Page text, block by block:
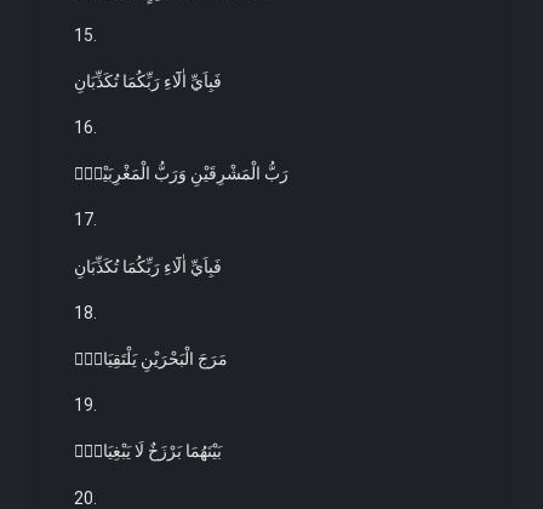
15.
فَبِاَيِّ اٰلَٓاءِ رَبِّكُمَا تُكَذِّبَانِ
16.
رَبُّ الْمَشْرِقَيْنِ وَرَبُّ الْمَغْرِبَيْنِۚ
17.
فَبِاَيِّ اٰلَٓاءِ رَبِّكُمَا تُكَذِّبَانِ
18.
مَرَجَ الْبَحْرَيْنِ يَلْتَقِيَانِۙ
19.
بَيْنَهُمَا بَرْزَخٌ لَا يَبْغِيَانِۚ
20.